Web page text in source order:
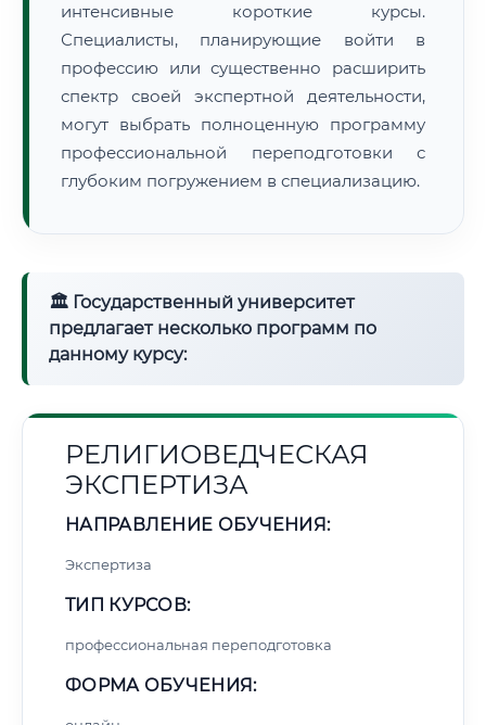
интенсивные короткие курсы.
Специалисты, планирующие войти в
профессию или существенно расширить
спектр своей экспертной деятельности,
могут выбрать полноценную программу
профессиональной переподготовки с
глубоким погружением в специализацию.
🏛 Государственный университет
предлагает несколько программ по
данному курсу:
РЕЛИГИОВЕДЧЕСКАЯ
ЭКСПЕРТИЗА
НАПРАВЛЕНИЕ ОБУЧЕНИЯ:
Экспертиза
ТИП КУРСОВ:
профессиональная переподготовка
ФОРМА ОБУЧЕНИЯ: